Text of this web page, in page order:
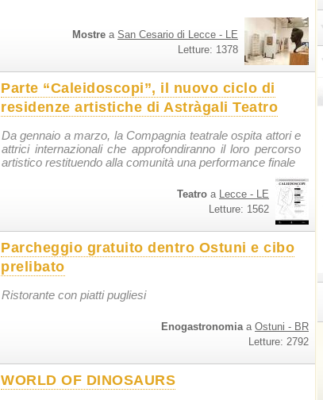
Mostre a San Cesario di Lecce - LE
Letture: 1378
Parte “Caleidoscopi”, il nuovo ciclo di
residenze artistiche di Astràgali Teatro
Da gennaio a marzo, la Compagnia teatrale ospita attori e
attrici internazionali che approfondiranno il loro percorso
artistico restituendo alla comunità una performance finale
Teatro a Lecce - LE
Letture: 1562
Parcheggio gratuito dentro Ostuni e cibo
prelibato
Ristorante con piatti pugliesi
Enogastronomiaa Ostuni - BR
Letture: 2792
WORLD OF DINOSAURS